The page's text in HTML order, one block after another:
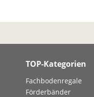
TOP-Kategorien
Fachbodenregale
Förderbänder